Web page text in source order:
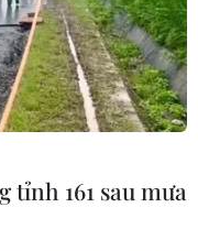
dây cáp
tỉnh Nam Định,
phố Nam Định
tỉnh 161 sau mưa